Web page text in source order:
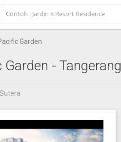
Garden
Garden - Tangerang